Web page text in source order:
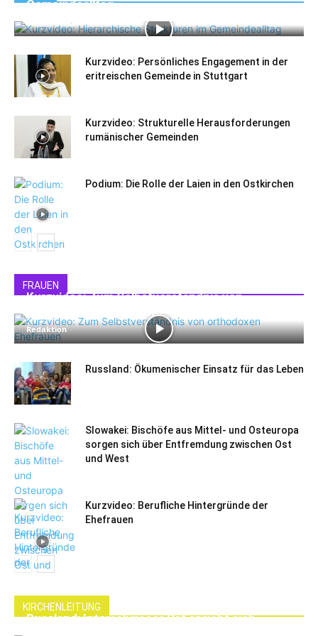
Gemeindealltag
-
Kurzvideo: Persönliches Engagement in der
eritreischen Gemeinde in Stuttgart
Kurzvideo: Strukturelle Herausforderungen
rumänischer Gemeinden
Podium: Die Rolle der Laien in den Ostkirchen
FRAUEN
Kurzvideo: Zum Selbstverständnis von
orthodoxen Ehefrauen
Redaktion -
Russland: Ökumenischer Einsatz für das Leben
Slowakei: Bischöfe aus Mittel- und Osteuropa
sorgen sich über Entfremdung zwischen Ost
und West
Kurzvideo: Berufliche Hintergründe der
Ehefrauen
KIRCHENLEITUNG
Russland: Interreligiöser Rat spricht sich